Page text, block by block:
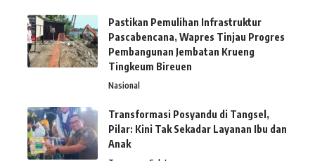
Pastikan Pemulihan Infrastruktur
Pascabencana, Wapres Tinjau Progres
Pembangunan Jembatan Krueng
Tingkeum Bireuen
Nasional
Transformasi Posyandu di Tangsel,
Pilar: Kini Tak Sekadar Layanan Ibu dan
Anak